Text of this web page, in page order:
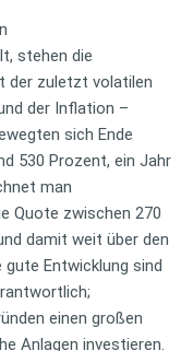
stehen die
der zuletzt volatilen
der Inflation –
sich Ende
530 Prozent, ein Jahr
man
Quote zwischen 270
damit weit über den
gute Entwicklung sind
einen großen
Anlagen investieren.